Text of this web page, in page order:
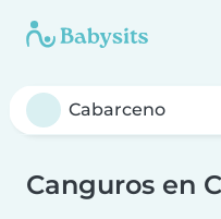
Canguros en